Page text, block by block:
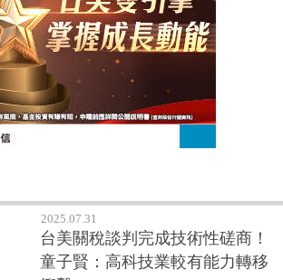
2025.07.31
台美關稅談判完成技術性磋商！
童子賢：高科技業較有能力轉移